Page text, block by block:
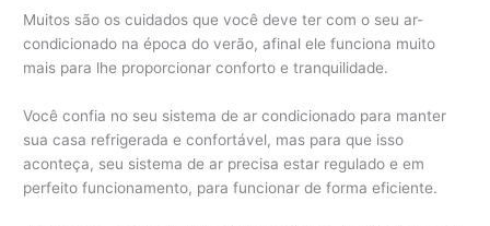
Muitos são os cuidados que você deve ter com o seu ar-
condicionado na época do verão, afinal ele funciona muito
mais para lhe proporcionar conforto e tranquilidade.
Você confia no seu sistema de ar condicionado para manter
sua casa refrigerada e confortável, mas para que isso
aconteça, seu sistema de ar precisa estar regulado e em
perfeito funcionamento, para funcionar de forma eficiente.